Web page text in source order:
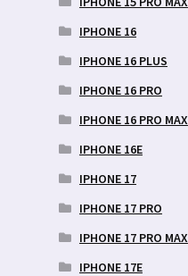
IPHONE 16
IPHONE 16 PLUS
IPHONE 16 PRO
IPHONE 16 PRO MAX
IPHONE 16E
IPHONE 17
IPHONE 17 PRO
IPHONE 17 PRO MAX
IPHONE 17E